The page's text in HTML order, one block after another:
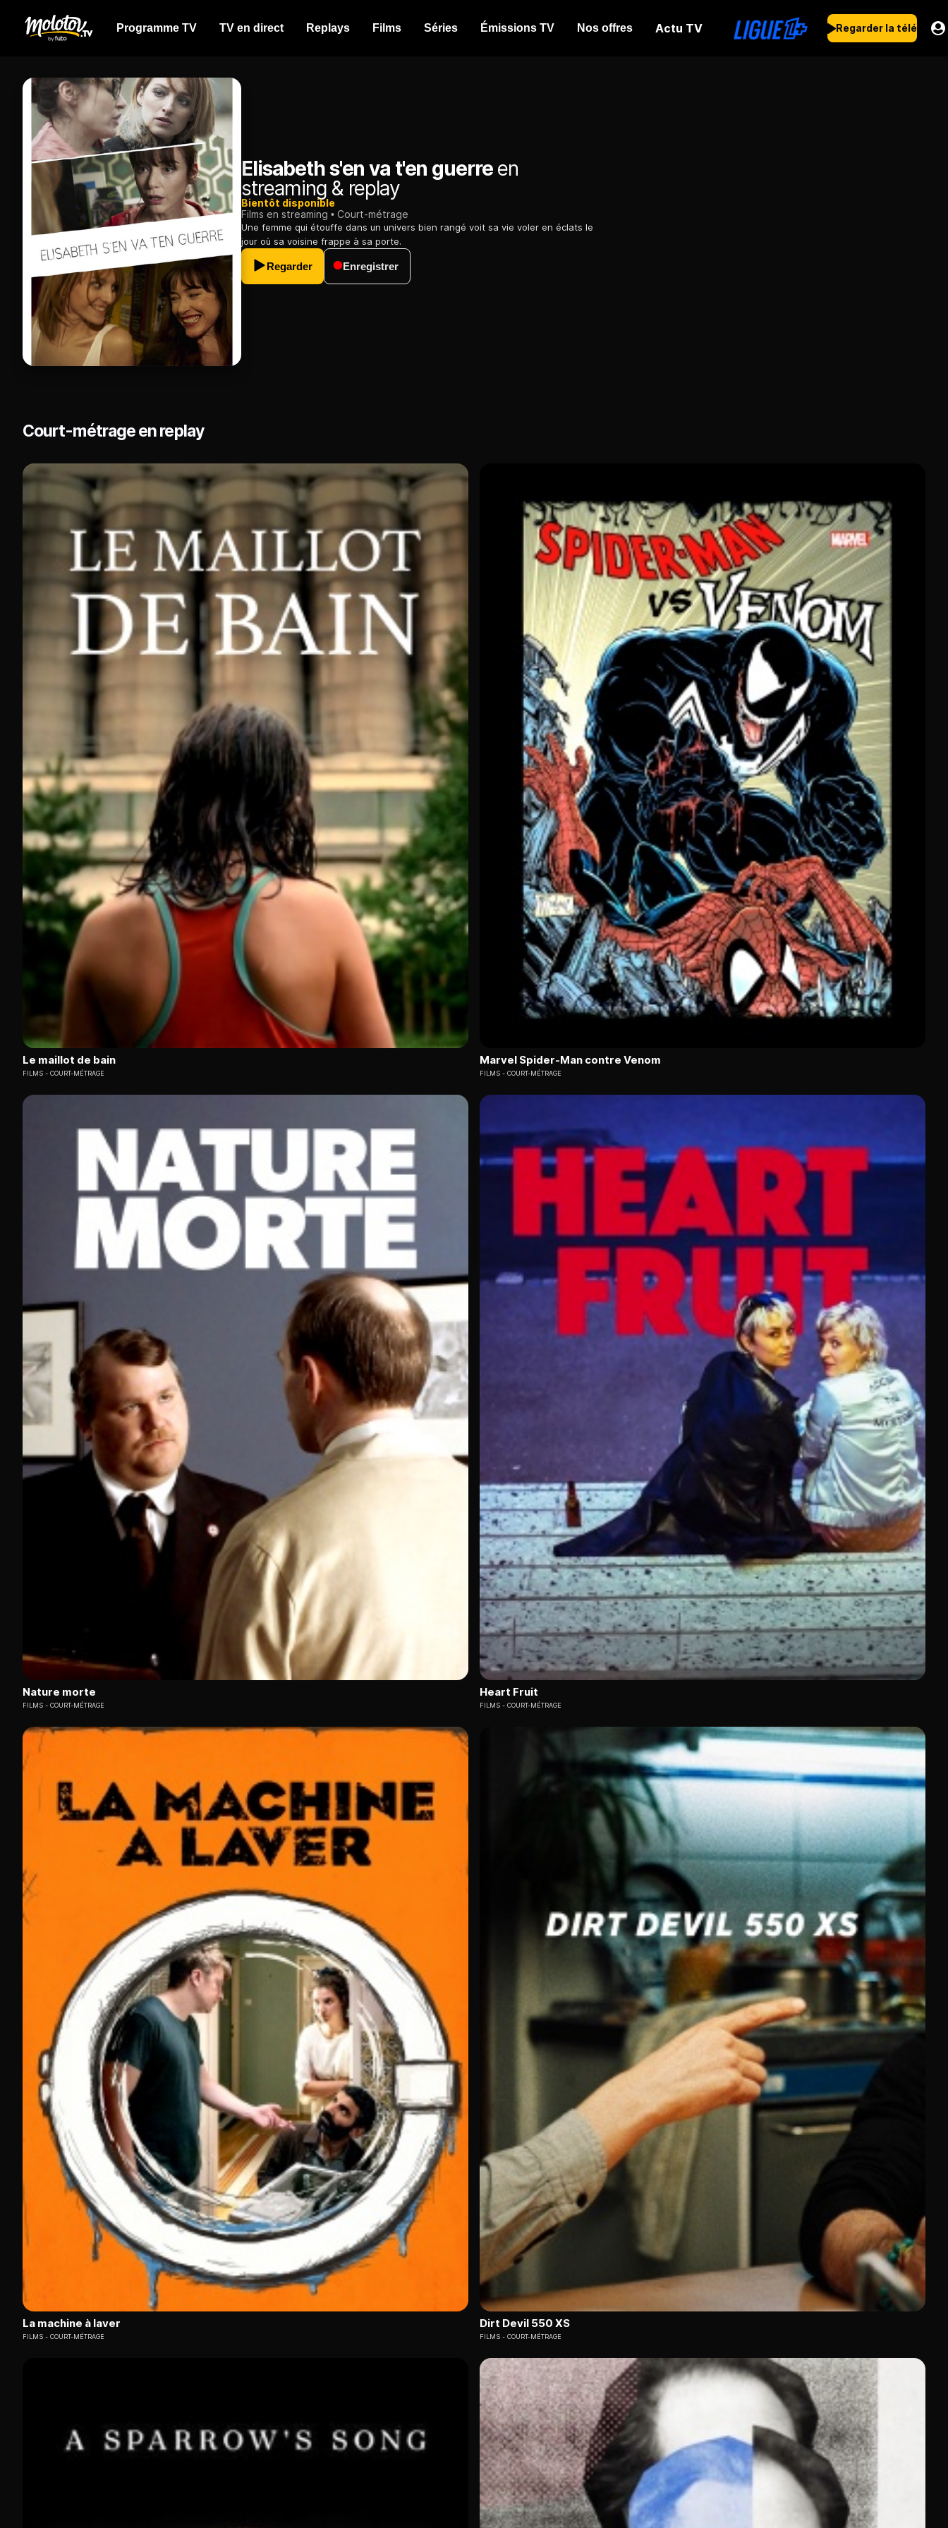
Programme TV TV en direct Replays Films Séries Émissions TV Nos offres Actu TV Regarder la télé
Elisabeth s'en va t'en guerreen
streaming & replay
Bientôt disponible
Films en streaming
Court-métrage
Une femme qui étouffe dans un univers bien rangé voit sa vie voler en éclats le
jour où sa voisine frappe à sa porte.
Regarder Enregistrer
Court-métrage en replay
Le maillot de bain
FILMS COURT-MÉTRAGE
Marvel Spider-Man contre Venom
FILMS COURT-MÉTRAGE
Nature morte
FILMS COURT-MÉTRAGE
Heart Fruit
FILMS COURT-MÉTRAGE
La machine à laver
FILMS COURT-MÉTRAGE
Dirt Devil 550 XS
FILMS COURT-MÉTRAGE